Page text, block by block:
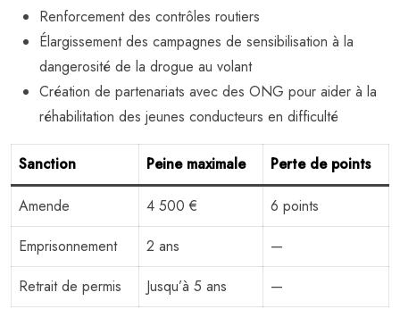
Renforcement des contrôles routiers
Élargissement des campagnes de sensibilisation à la
dangerosité de la drogue au volant
Création de partenariats avec des ONG pour aider à la
réhabilitation des jeunes conducteurs en difficulté
Sanction Peine maximale Perte de points
Amende 4 500 €
6 points
Emprisonnement
2 ans
—
Retrait de permis
Jusqu’à 5 ans —